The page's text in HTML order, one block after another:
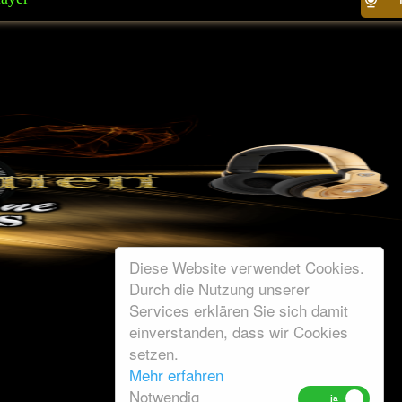
Diese Website verwendet Cookies.
Durch die Nutzung unserer
Services erklären Sie sich damit
einverstanden, dass wir Cookies
setzen.
Mehr erfahren
Notwendig